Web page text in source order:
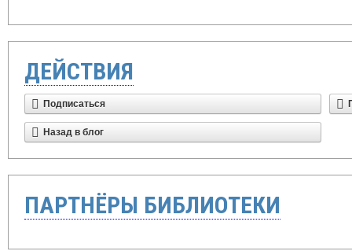
ДЕЙСТВИЯ
Подписаться
Назад в блог
ПАРТНЁРЫ БИБЛИОТЕКИ